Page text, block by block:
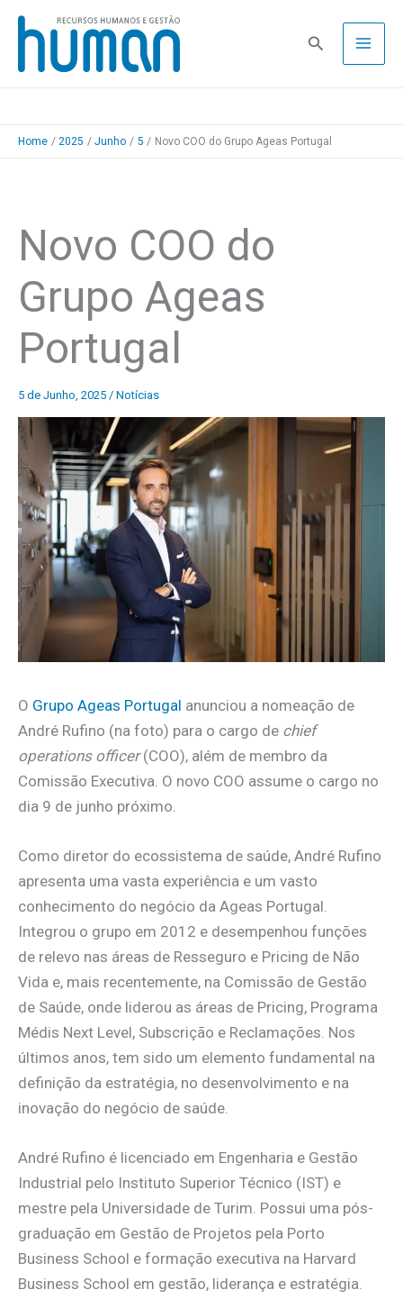
Skip
content
Pesquisa
Home 2025 Junho 5 Novo COO do Grupo Ageas Portugal
Novo COO do
Grupo Ageas
Portugal
5 de Junho, 2025 / Notícias
O Grupo Ageas Portugal anunciou a nomeação de
André Rufino (na foto) para o cargo de chief
operations officer(COO), além de membro da
Comissão Executiva. O novo COO assume o cargo no
dia 9 de junho próximo.
Como diretor do ecossistema de saúde, André Rufino
apresenta uma vasta experiência e um vasto
conhecimento do negócio da Ageas Portugal.
Integrou o grupo em 2012 e desempenhou funções
de relevo nas áreas de Resseguro e Pricing de Não
Vida e, mais recentemente, na Comissão de Gestão
de Saúde, onde liderou as áreas de Pricing, Programa
Médis Next Level, Subscrição e Reclamações. Nos
últimos anos, tem sido um elemento fundamental na
definição da estratégia, no desenvolvimento e na
inovação do negócio de saúde.
André Rufino é licenciado em Engenharia e Gestão
Industrial pelo Instituto Superior Técnico (IST) e
mestre pela Universidade de Turim. Possui uma pós-
graduação em Gestão de Projetos pela Porto
Business School e formação executiva na Harvard
Business School em gestão, liderança e estratégia.